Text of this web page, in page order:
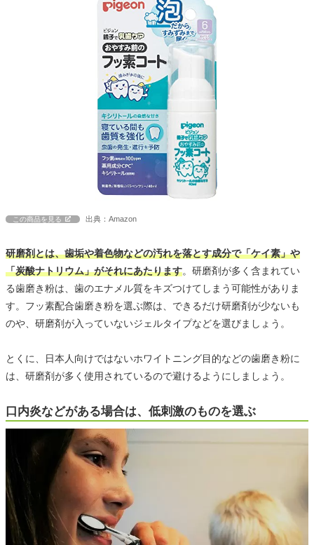
この商品を見る 出典：Amazon
研磨剤とは、歯垢や着色物などの汚れを落とす成分で「ケイ素」や
「炭酸ナトリウム」がそれにあたります。研磨剤が多く含まれてい
る歯磨き粉は、歯のエナメル質をキズつけてしまう可能性がありま
す。フッ素配合歯磨き粉を選ぶ際は、できるだけ研磨剤が少ないも
のや、研磨剤が入っていないジェルタイプなどを選びましょう。
とくに、日本人向けではないホワイトニング目的などの歯磨き粉に
は、研磨剤が多く使用されているので避けるようにしましょう。
口内炎などがある場合は、低刺激のものを選ぶ